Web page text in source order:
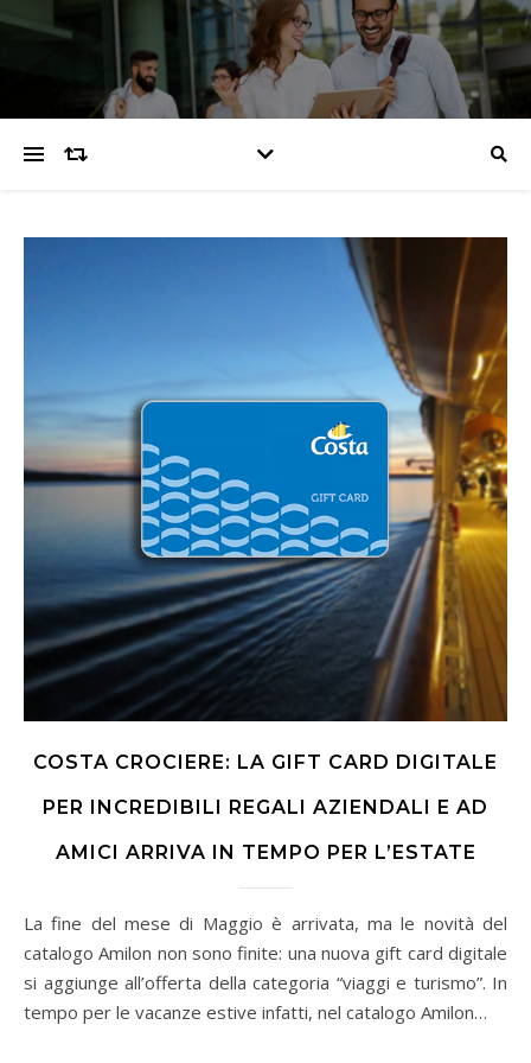
COSTA CROCIERE: LA GIFT CARD DIGITALE
PER INCREDIBILI REGALI AZIENDALI E AD
AMICI ARRIVA IN TEMPO PER L’ESTATE
La fine del mese di Maggio è arrivata, ma le novità del
catalogo Amilon non sono finite: una nuova gift card digitale
si aggiunge all’offerta della categoria “viaggi e turismo”. In
tempo per le vacanze estive infatti, nel catalogo Amilon…